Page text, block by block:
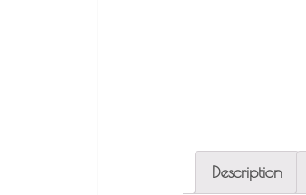
Description